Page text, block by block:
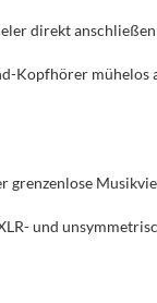
direkt
Kopfhörer mühelos
grenzenlose
und